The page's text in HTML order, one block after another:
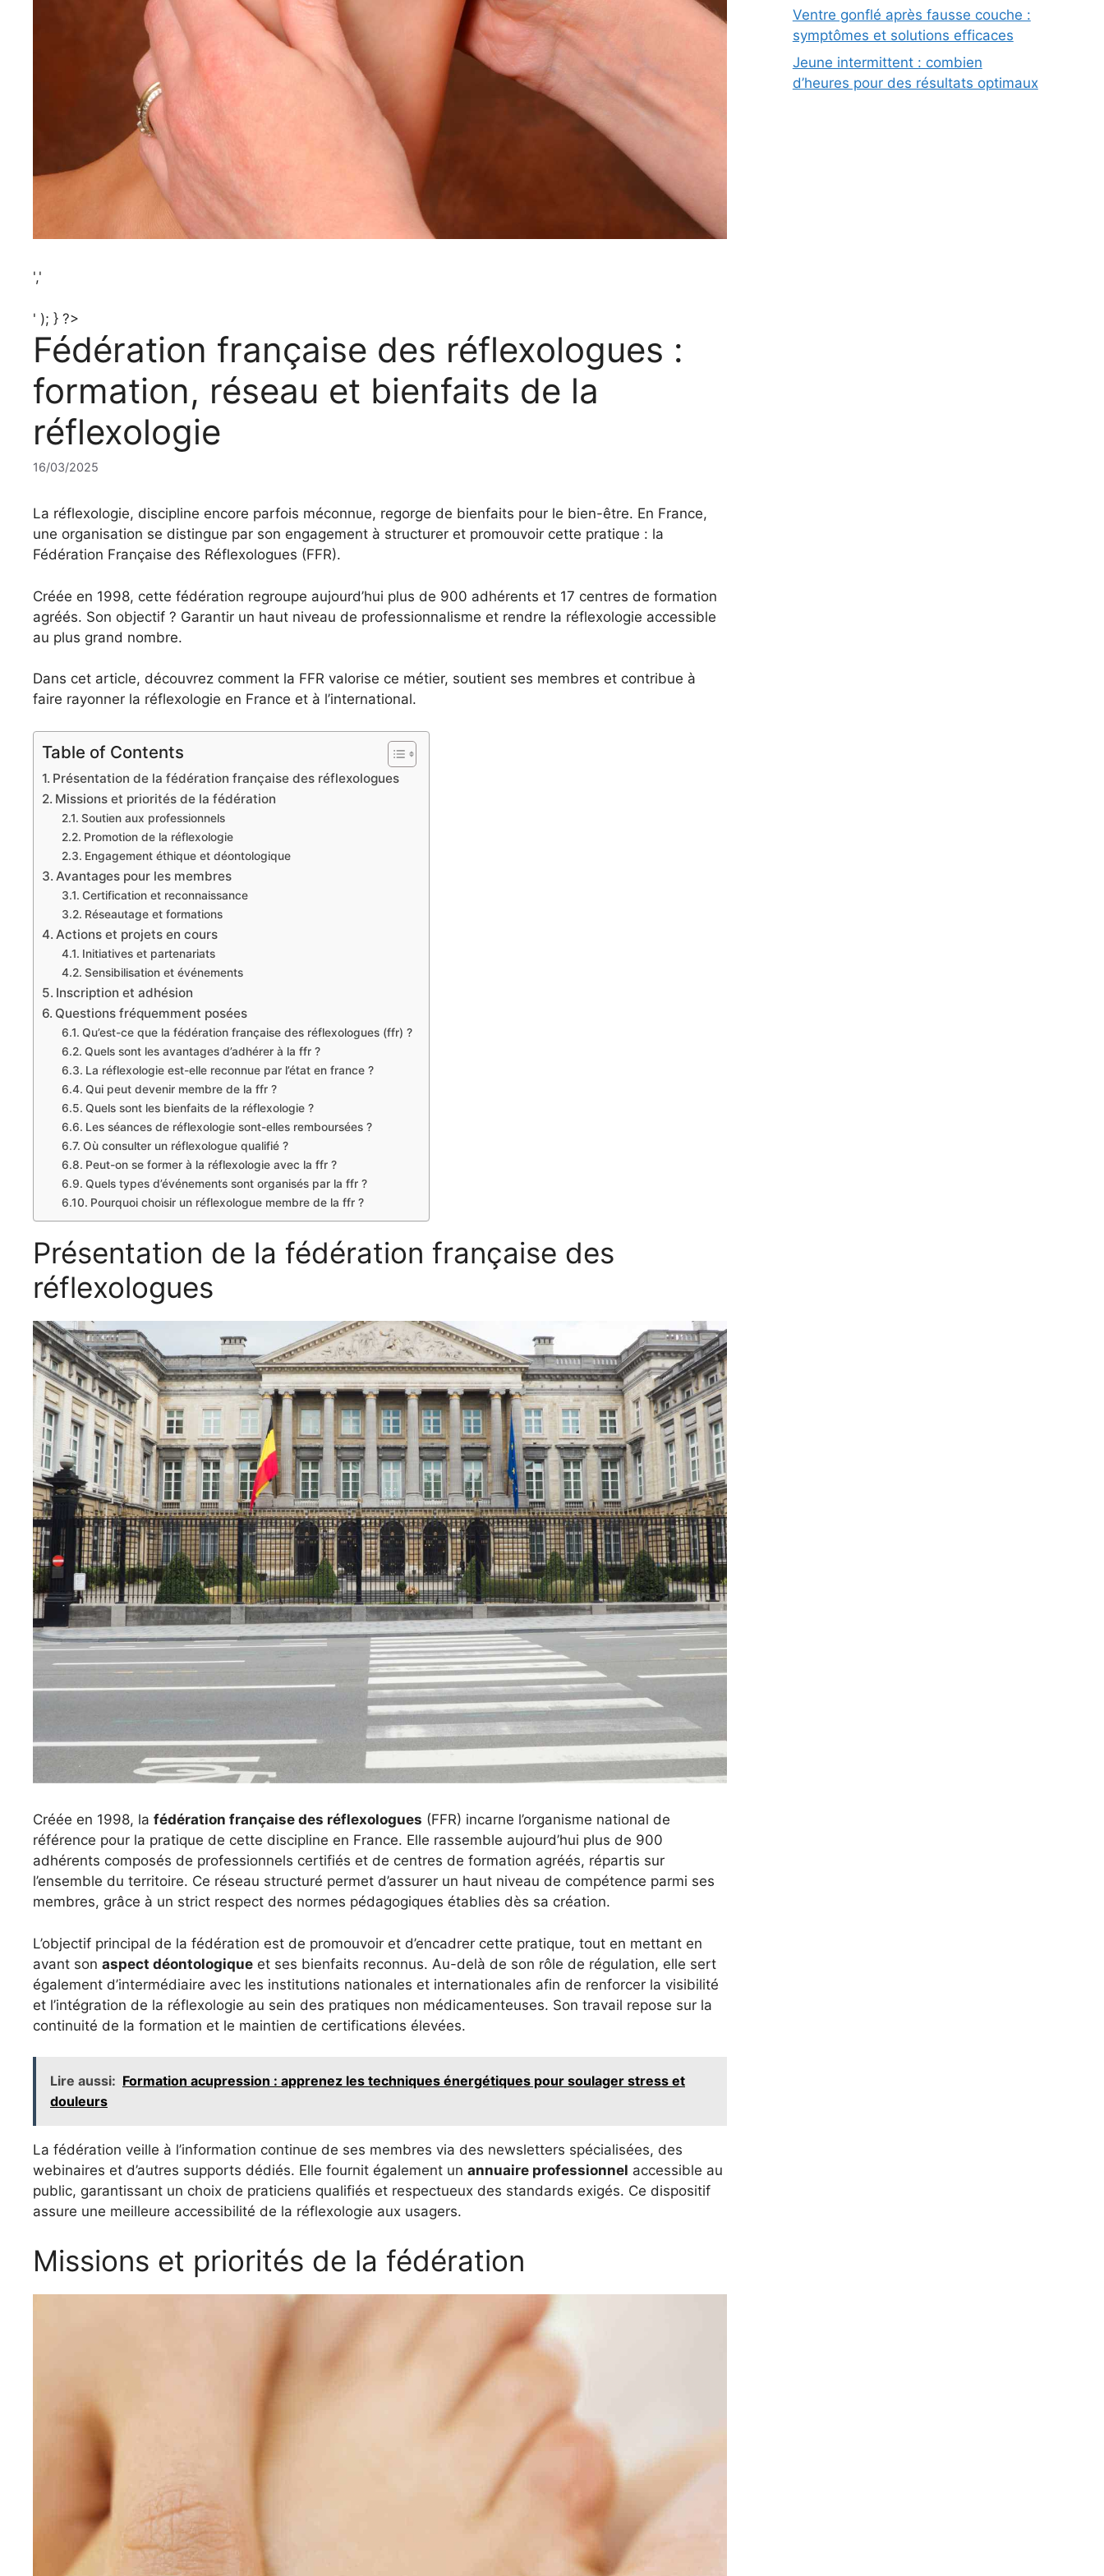
','
' ); } ?>
Fédération française des réflexologues :
formation, réseau et bienfaits de la
réflexologie
16/03/2025
La réflexologie, discipline encore parfois méconnue, regorge de bienfaits pour le bien-être. En France,
une organisation se distingue par son engagement à structurer et promouvoir cette pratique : la
Fédération Française des Réflexologues (FFR).
Créée en 1998, cette fédération regroupe aujourd’hui plus de 900 adhérents et 17 centres de formation
agréés. Son objectif ? Garantir un haut niveau de professionnalisme et rendre la réflexologie accessible
au plus grand nombre.
Dans cet article, découvrez comment la FFR valorise ce métier, soutient ses membres et contribue à
faire rayonner la réflexologie en France et à l’international.
Table of Contents
Présentation de la fédération française des réflexologues
Missions et priorités de la fédération
Soutien aux professionnels
Promotion de la réflexologie
Engagement éthique et déontologique
Avantages pour les membres
Certification et reconnaissance
Réseautage et formations
Actions et projets en cours
Initiatives et partenariats
Sensibilisation et événements
Inscription et adhésion
Questions fréquemment posées
Qu’est-ce que la fédération française des réflexologues (ffr) ?
Quels sont les avantages d’adhérer à la ffr ?
La réflexologie est-elle reconnue par l’état en france ?
Qui peut devenir membre de la ffr ?
Quels sont les bienfaits de la réflexologie ?
Les séances de réflexologie sont-elles remboursées ?
Où consulter un réflexologue qualifié ?
Peut-on se former à la réflexologie avec la ffr ?
Quels types d’événements sont organisés par la ffr ?
Pourquoi choisir un réflexologue membre de la ffr ?
Présentation de la fédération française des
réflexologues
Créée en 1998, la fédération française des réflexologues (FFR) incarne l’organisme national de
référence pour la pratique de cette discipline en France. Elle rassemble aujourd’hui plus de 900
adhérents composés de professionnels certifiés et de centres de formation agréés, répartis sur
l’ensemble du territoire. Ce réseau structuré permet d’assurer un haut niveau de compétence parmi ses
membres, grâce à un strict respect des normes pédagogiques établies dès sa création.
L’objectif principal de la fédération est de promouvoir et d’encadrer cette pratique, tout en mettant en
avant son aspect déontologique et ses bienfaits reconnus. Au-delà de son rôle de régulation, elle sert
également d’intermédiaire avec les institutions nationales et internationales afin de renforcer la visibilité
et l’intégration de la réflexologie au sein des pratiques non médicamenteuses. Son travail repose sur la
continuité de la formation et le maintien de certifications élevées.
Lire aussi: Formation acupression : apprenez les techniques énergétiques pour soulager stress et
douleurs
La fédération veille à l’information continue de ses membres via des newsletters spécialisées, des
webinaires et d’autres supports dédiés. Elle fournit également un annuaire professionnel accessible au
public, garantissant un choix de praticiens qualifiés et respectueux des standards exigés. Ce dispositif
assure une meilleure accessibilité de la réflexologie aux usagers.
Missions et priorités de la fédération
Ventre gonflé après fausse couche :
symptômes et solutions efficaces
Jeune intermittent : combien
d’heures pour des résultats optimaux